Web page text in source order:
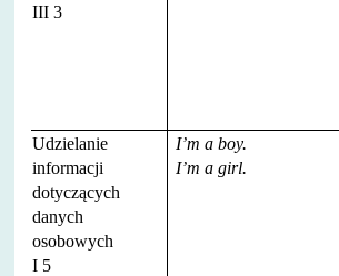
III 3
Udzielanie
informacji
dotyczących
danych
osobowych
I 5
I’m a boy.
I’m a girl.